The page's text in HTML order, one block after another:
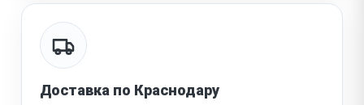
Доставка по Краснодару